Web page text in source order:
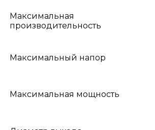
Максимальная
производительность
Максимальный напор
Максимальная мощность